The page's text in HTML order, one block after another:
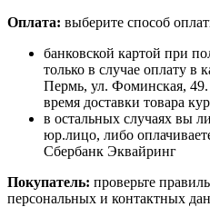
Оплата: выберите способ
банковской картой при
только в случае оплату в
Пермь, ул. Фоминская,
время доставки товара
в остальных случаях вы
юр.лицо, либо
Сбербанк Эквайринг
Покупатель: проверьте
персональных и контактных